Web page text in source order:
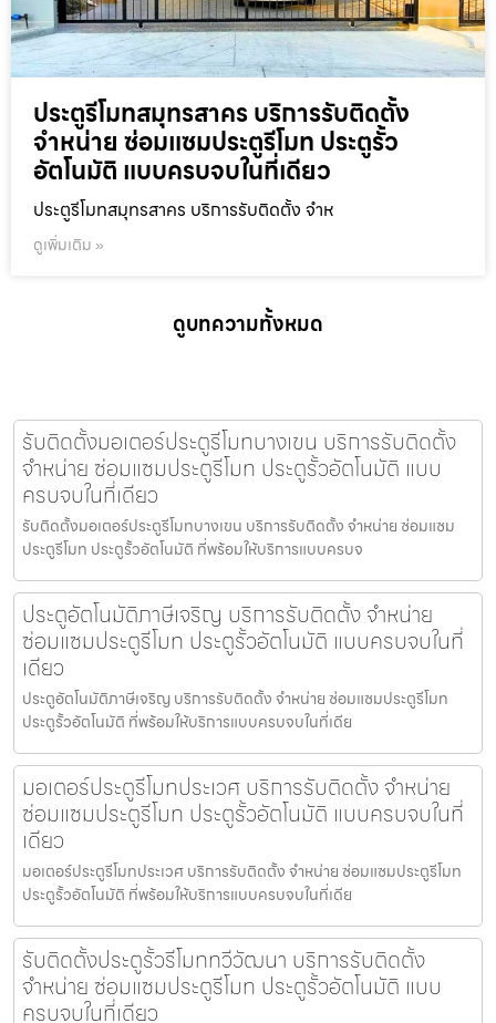
ประตูรีโมทสมุทรสาคร บริการรับติดตั้ง
จำหน่าย ซ่อมแซมประตูรีโมท ประตูรั้ว
อัตโนมัติ แบบครบจบในที่เดียว
ประตูรีโมทสมุทรสาคร บริการรับติดตั้ง จำห
ดูเพิ่มเติม »
ดูบทความทั้งหมด
รับติดตั้งมอเตอร์ประตูรีโมทบางเขน บริการรับติดตั้ง
จำหน่าย ซ่อมแซมประตูรีโมท ประตูรั้วอัตโนมัติ แบบ
ครบจบในที่เดียว
รับติดตั้งมอเตอร์ประตูรีโมทบางเขน บริการรับติดตั้ง จำหน่าย ซ่อมแซม
ประตูรีโมท ประตูรั้วอัตโนมัติ ที่พร้อมให้บริการแบบครบจ
ประตูอัตโนมัติภาษีเจริญ บริการรับติดตั้ง จำหน่าย
ซ่อมแซมประตูรีโมท ประตูรั้วอัตโนมัติ แบบครบจบในที่
เดียว
ประตูอัตโนมัติภาษีเจริญ บริการรับติดตั้ง จำหน่าย ซ่อมแซมประตูรีโมท
ประตูรั้วอัตโนมัติ ที่พร้อมให้บริการแบบครบจบในที่เดีย
มอเตอร์ประตูรีโมทประเวศ บริการรับติดตั้ง จำหน่าย
ซ่อมแซมประตูรีโมท ประตูรั้วอัตโนมัติ แบบครบจบในที่
เดียว
มอเตอร์ประตูรีโมทประเวศ บริการรับติดตั้ง จำหน่าย ซ่อมแซมประตูรีโมท
ประตูรั้วอัตโนมัติ ที่พร้อมให้บริการแบบครบจบในที่เดีย
รับติดตั้งประตูรั้วรีโมททวีวัฒนา บริการรับติดตั้ง
จำหน่าย ซ่อมแซมประตูรีโมท ประตูรั้วอัตโนมัติ แบบ
ครบจบในที่เดียว